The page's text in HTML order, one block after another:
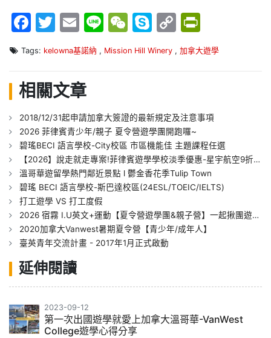
Facebook
Twitter
Email
LineWeChat
Skype
Copy
Link
Tags: kelowna基諾納 , Mission Hill Winery ,加拿大遊學
相關文章
2018/12/31起申請加拿大簽證的最新規定及注意事項
2026 菲律賓青少年/親子 夏令營遊學團開跑囉~
碧瑤BECI 語言學校-City校區 市區機能佳 主題課程任選
【2026】說走就走專案!菲律賓遊學學校淡季優惠-星宇航空9折訂票折扣專屬
溫哥華遊留學熱門鄰近景點 l 鬱金香花季Tulip Town
碧瑤 BECI 語言學校-斯巴達校區(24ESL/TOEIC/IELTS)
打工遊學 VS 打工度假
2026 宿霧 I.U英文+運動【夏令營遊學團&親子營】一起揪團遊學趣
2020加拿大Vanwest暑期夏令營【青少年/成年人】
臺英青年交流計畫 - 2017年1月正式啟動
延伸閱讀
2023-09-12
第一次出國遊學就愛上加拿大溫哥華-VanWest
College遊學心得分享